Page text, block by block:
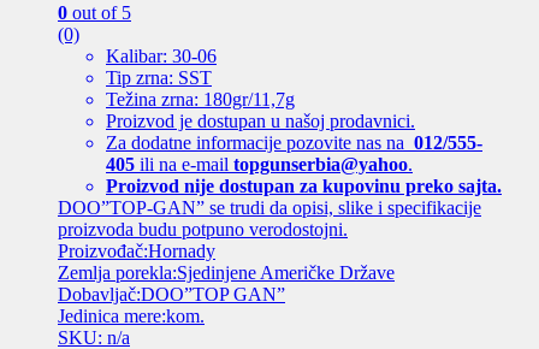
0 out of 5
(0)
Kalibar: 30-06
Tip zrna: SST
Težina zrna: 180gr/11,7g
Proizvod je dostupan u našoj prodavnici.
Za dodatne informacije pozovite nas na 012/555-
405 ili na e-mail topgunserbia@yahoo.
Proizvod nije dostupan za kupovinu preko sajta.
DOO”TOP-GAN” se trudi da opisi, slike i specifikacije
proizvoda budu potpuno verodostojni.
Proizvođač:Hornady
Zemlja porekla:Sjedinjene Američke Države
Dobavljač:DOO”TOP GAN”
Jedinica mere:kom.
SKU: n/a